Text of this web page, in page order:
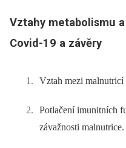
Vztahy metabolismu
Covid-19 a závěry
Vztah mezi malnutricí
Potlačení imunitních
závažnosti malnutrice.